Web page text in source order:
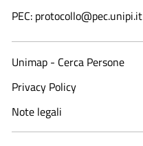
PEC: protocollo@pec.unipi.it
Unimap - Cerca Persone
Privacy Policy
Note legali